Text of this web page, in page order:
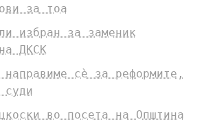
за тоа
избран за заменик
ДКСК
сè за реформите,
во посета на Општина